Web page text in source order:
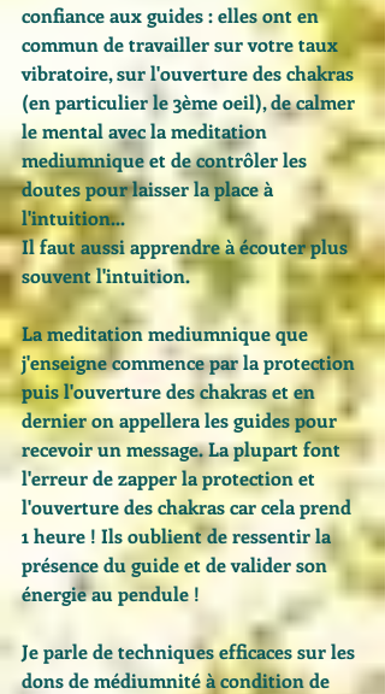
confiance aux guides : elles ont en
commun de travailler sur votre taux
vibratoire, sur l'ouverture des chakras
(en particulier le 3ème oeil), de calmer
le mental avec la meditation
mediumnique et de contrôler les
doutes pour laisser la place à
l'intuition...
Il faut aussi apprendre à écouter plus
souvent l'intuition.
La meditation mediumnique que
j'enseigne commence par la protection
puis l'ouverture des chakras et en
dernier on appellera les guides pour
recevoir un message. La plupart font
l'erreur de zapper la protection et
l'ouverture des chakras car cela prend
1 heure ! Ils oublient de ressentir la
présence du guide et de valider son
énergie au pendule !
Je parle de techniques efficaces sur les
dons de médiumnité à condition de